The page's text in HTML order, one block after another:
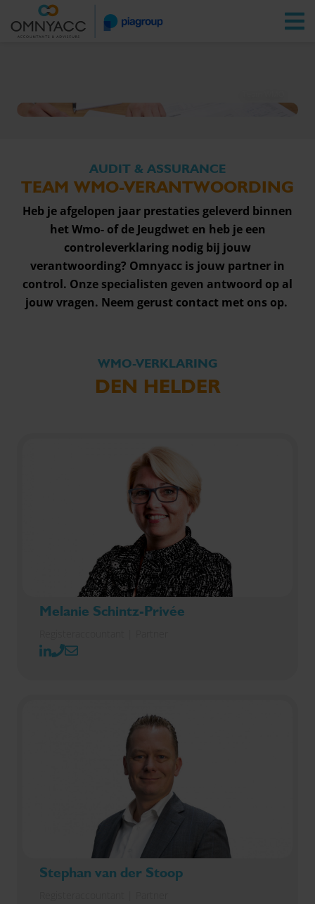
Vestigingen Zoeken
AUDIT & ASSURANCE
TEAM WMO-VERANTWOORDING
Heb je afgelopen jaar prestaties geleverd binnen
het Wmo- of de Jeugdwet en heb je een
controleverklaring nodig bij jouw
verantwoording? Omnyacc is jouw partner in
control. Onze specialisten geven antwoord op al
jouw vragen. Neem gerust contact met ons op.
WMO-VERKLARING
DEN HELDER
Melanie Schintz-Privée
Stephan van der Stoop